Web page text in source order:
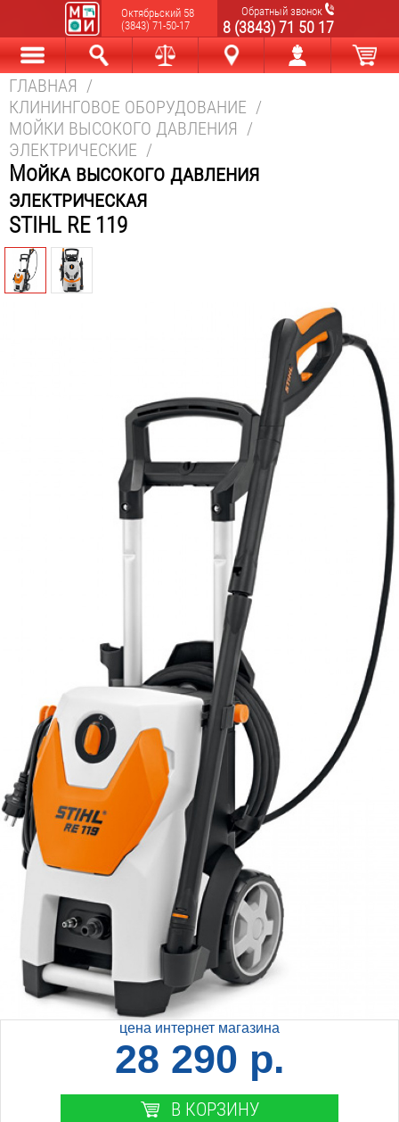
Октябрьский 58
(3843) 71-50-17
Обратный звонок
8 (3843) 71 50 17
Каталог Найти
ГЛАВНАЯ /
КЛИНИНГОВОЕ ОБОРУДОВАНИЕ /
МОЙКИ ВЫСОКОГО ДАВЛЕНИЯ /
ЭЛЕКТРИЧЕСКИЕ /
Мойка высокого давления
электрическая
STIHL RE 119
цена интернет магазина
28 290 р.
В КОРЗИНУ